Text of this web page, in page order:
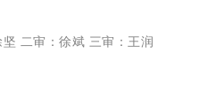
二审：徐斌 三审：王润